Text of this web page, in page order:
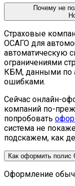
Почему не
Страховые
ОСАГО для
автоматическую
ограничениями
КБМ, данными по
ошибками.
Сейчас онлайн-
компаний по-
попробовать
система не
подскажем, как
Как оформить полис
Оформление